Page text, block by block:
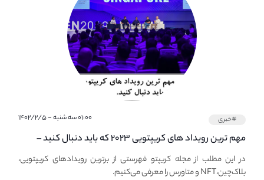
#خبری ۰۱:۰۰ سه شنبه - ۱۴۰۲/۲/۵
مهم ترین رویداد های کریپتویی ۲۰۲۳ که باید دنبال کنید –
معرفی بهترین رویداد های جهانی
در این مطلب از مجله کریپتو فهرستی از برترین رویدادهای کریپتویی،
بلاک‌چین،NFT و متاورس را معرفی می‌کنیم.